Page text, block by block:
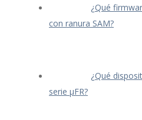
¿Qué
con ranura SAM?
¿Qué
serie μFR?